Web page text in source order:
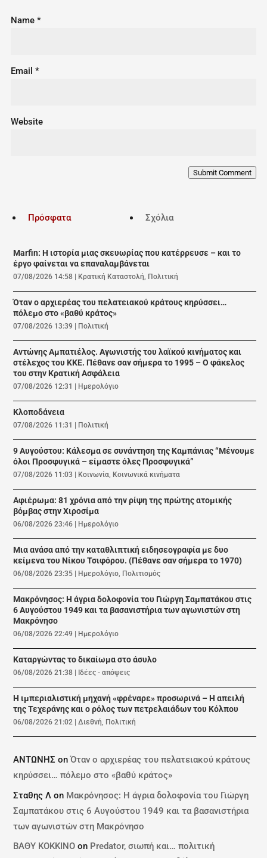
Name *
Email *
Website
Submit Comment
Πρόσφατα Σχόλια
Marfin: Η ιστορία μιας σκευωρίας που κατέρρευσε – και το
έργο φαίνεται να επαναλαμβάνεται
07/08/2026 14:58 Κρατική Καταστολή, Πολιτική
Όταν ο αρχιερέας του πελατειακού κράτους κηρύσσει…
πόλεμο στο «βαθύ κράτος»
07/08/2026 13:39 Πολιτική
Αντώνης Αμπατιέλος. Αγωνιστής του λαϊκού κινήματος και
στέλεχος του ΚΚΕ. Πέθανε σαν σήμερα το 1995 – Ο φάκελος
του στην Κρατική Ασφάλεια
07/08/2026 12:31 Ημερολόγιο
Κλοποδάνεια
07/08/2026 11:31 Πολιτική
9 Αυγούστου: Κάλεσμα σε συνάντηση της Καμπάνιας “Μένουμε
όλοι Προσφυγικά – είμαστε όλες Προσφυγικά”
07/08/2026 11:03 Κοινωνία, Κοινωνικά κινήματα
Αφιέρωμα: 81 χρόνια από την ρίψη της πρώτης ατομικής
βόμβας στην Χιροσίμα
06/08/2026 23:46 Ημερολόγιο
Μια ανάσα από την καταθλιπτική ειδησεογραφία με δυο
κείμενα του Νίκου Τσιφόρου. (Πέθανε σαν σήμερα το 1970)
06/08/2026 23:35 Ημερολόγιο, Πολιτισμός
Μακρόνησος: Η άγρια δολοφονία του Γιώργη Σαμπατάκου στις
6 Αυγούστου 1949 και τα βασανιστήρια των αγωνιστών στη
Μακρόνησο
06/08/2026 22:49 Ημερολόγιο
Καταργώντας το δικαίωμα στο άσυλο
06/08/2026 21:38 Ιδέες - απόψεις
Η ιμπεριαλιστική μηχανή «φρέναρε» προσωρινά – Η απειλή
της Τεχεράνης και ο ρόλος των πετρελαιάδων του Κόλπου
06/08/2026 21:02 |Διεθνή, Πολιτική
ΑΝΤΩΝΗΣ onΌταν ο αρχιερέας του πελατειακού κράτους
κηρύσσει… πόλεμο στο «βαθύ κράτος»
Σταθης Λ on Μακρόνησος: Η άγρια δολοφονία του Γιώργη
Σαμπατάκου στις 6 Αυγούστου 1949 και τα βασανιστήρια
των αγωνιστών στη Μακρόνησο
ΒΑΘΥ ΚΟΚΚΙΝΟ on Predator, σιωπή και… πολιτική